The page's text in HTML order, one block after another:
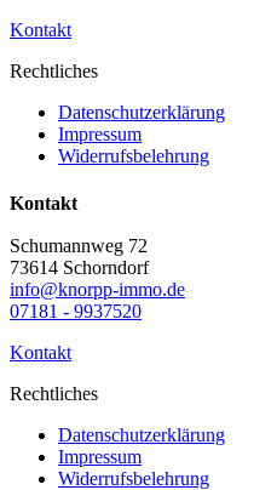
Kontakt
Rechtliches
Datenschutzerklärung
Impressum
Widerrufsbelehrung
Kontakt
Schumannweg 72
73614 Schorndorf
info@knorpp-immo.de
07181 - 9937520
Kontakt
Rechtliches
Datenschutzerklärung
Impressum
Widerrufsbelehrung